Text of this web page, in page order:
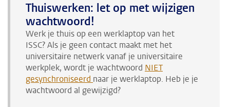
Thuiswerken: let op met wijzigen
wachtwoord!
Werk je thuis op een werklaptop van het
ISSC? Als je geen contact maakt met het
universitaire netwerk vanaf je universitaire
werkplek, wordt je wachtwoord NIET
gesynchroniseerd naar je werklaptop. Heb je je
wachtwoord al gewijzigd?